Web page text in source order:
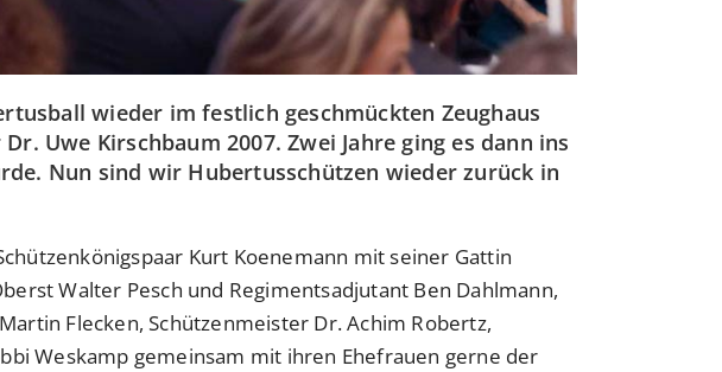
wieder im festlich geschmückten Zeughaus
Uwe Kirschbaum 2007. Zwei Jahre ging es dann ins
Nun sind wir Hubertusschützen wieder zurück in
Kurt Koenemann mit seiner Gattin
Walter Pesch und Regimentsadjutant Ben Dahlmann,
Flecken, Schützenmeister Dr. Achim Robertz,
Weskamp gemeinsam mit ihren Ehefrauen gerne der